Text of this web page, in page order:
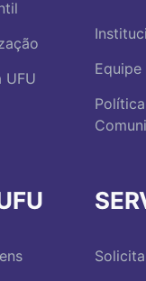
UFU
Equipe